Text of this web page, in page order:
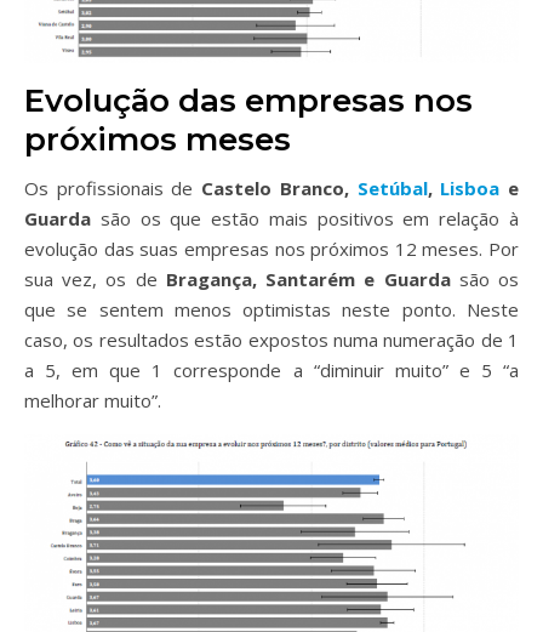
Evolução das empresas nos
próximos meses
Os profissionais de Castelo Branco, Setúbal, Lisboa e
Guarda são os que estão mais positivos em relação à
evolução das suas empresas nos próximos 12 meses. Por
sua vez, os de Bragança, Santarém e Guarda são os
que se sentem menos optimistas neste ponto. Neste
caso, os resultados estão expostos numa numeração de 1
a 5, em que 1 corresponde a “diminuir muito” e 5 “a
melhorar muito”.